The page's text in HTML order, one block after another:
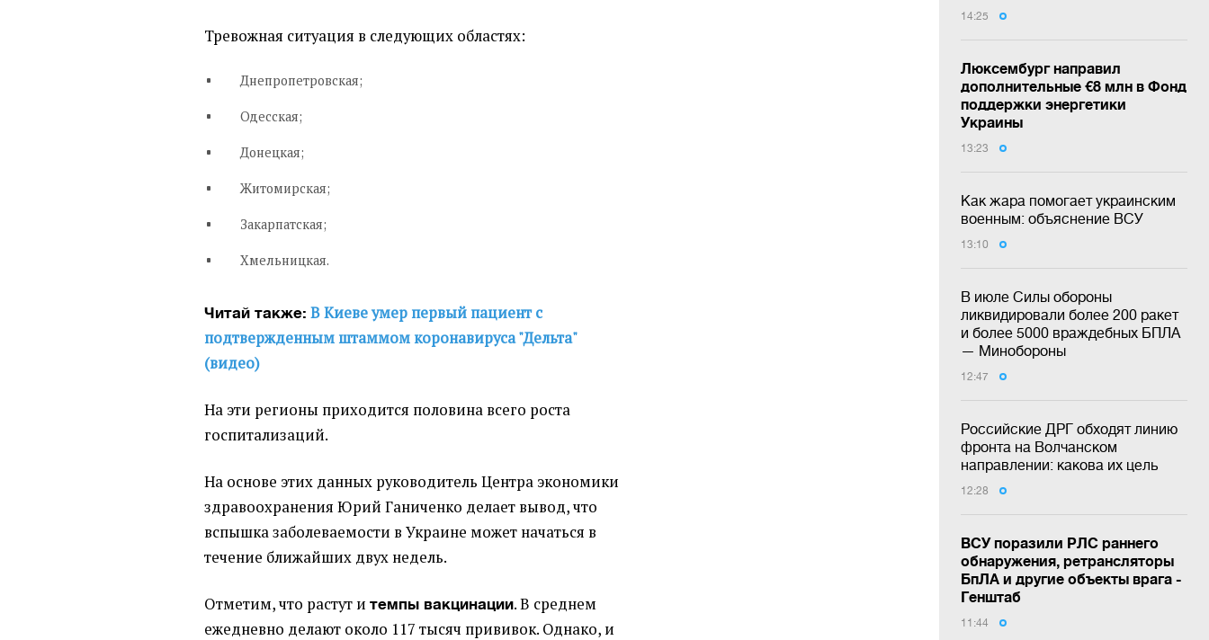
14:25
Люксембург направил
дополнительные €8 млн в Фонд
поддержки энергетики
Украины
13:23
Как жара помогает украинским
военным: объяснение ВСУ
13:10
В июле Силы обороны
ликвидировали более 200 ракет
и более 5000 враждебных БПЛА
— Минобороны
12:47
Российские ДРГ обходят линию
фронта на Волчанском
направлении: какова их цель
12:28
ВСУ поразили РЛС раннего
обнаружения, ретрансляторы
БпЛА и другие объекты врага -
Генштаб
11:44
Тревожная ситуация в следующих областях:
Днепропетровская;
Одесская;
Донецкая;
Житомирская;
Закарпатская;
Хмельницкая.
Читай также: В Киеве умер первый пациент с
подтвержденным штаммом коронавируса "Дельта"
(видео)
На эти регионы приходится половина всего роста
госпитализаций.
На основе этих данных руководитель Центра экономики
здравоохранения Юрий Ганиченко делает вывод, что
вспышка заболеваемости в Украине может начаться в
течение ближайших двух недель.
Отметим, что растут итемпы вакцинации. В среднем
ежедневно делают около 117 тысяч прививок. Однако, и